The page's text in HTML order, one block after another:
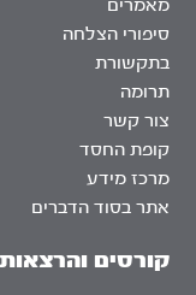
מאמרים
סיפורי הצלחה
בתקשורת
תרומה
צור קשר
קופת החסד
מרכז מידע
אתר בסוד הדברים
קורסים והרצאות